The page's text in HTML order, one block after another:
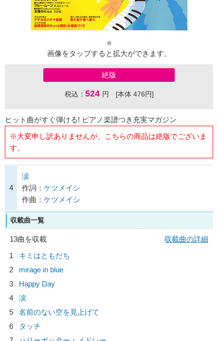
画像をタップすると拡大ができます。
絶版
税込： 524 円 [本体 476円]
ヒット曲がすぐ弾ける! ピアノ楽譜つき充実マガジン
※大変申し訳ありませんが、こちらの商品は絶版でございま
す。
4
涙
作詞： ケツメイシ
作曲： ケツメイシ
収載曲一覧
13曲を収載
収載曲の詳細
1
キミはともだち
2
mirage in blue
3
Happy Day
4
涙
5
名前のない空を見上げて
6
タッチ